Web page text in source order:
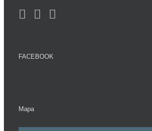
FACEBOOK
Mapa